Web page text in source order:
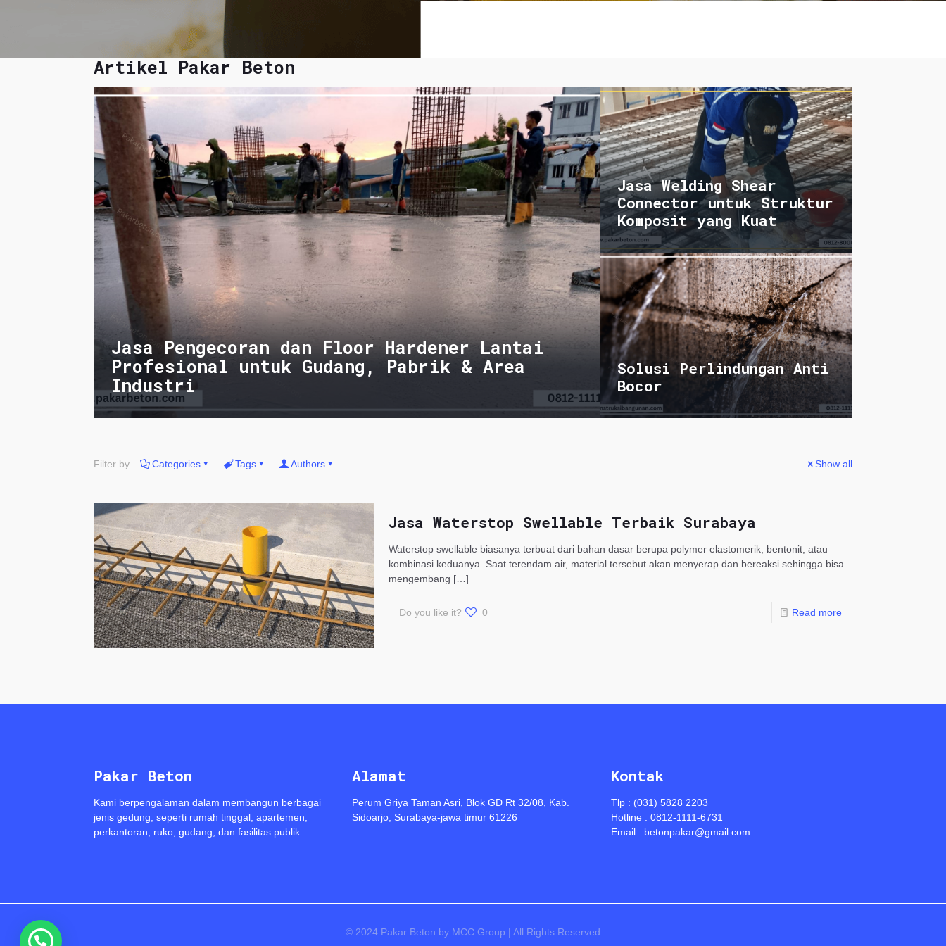
Artikel Pakar Beton
Jasa Pengecoran dan Floor Hardener Lantai
Profesional untuk Gudang, Pabrik & Area
Industri
Jasa Welding Shear
Connector untuk Struktur
Komposit yang Kuat
Solusi Perlindungan Anti
Bocor
Filter by Categories Tags Authors Show all
Jasa Waterstop Swellable Terbaik Surabaya
Waterstop swellable biasanya terbuat dari bahan dasar berupa polymer elastomerik, bentonit, atau
kombinasi keduanya. Saat terendam air, material tersebut akan menyerap dan bereaksi sehingga bisa
mengembang […]
Do you like it? 0 Read more
Pakar Beton
Kami berpengalaman dalam membangun berbagai
jenis gedung, seperti rumah tinggal, apartemen,
perkantoran, ruko, gudang, dan fasilitas publik.
Alamat
Perum Griya Taman Asri, Blok GD Rt 32/08, Kab.
Sidoarjo, Surabaya-jawa timur 61226
Kontak
Tlp : (031) 5828 2203
Hotline : 0812-1111-6731
Email : betonpakar@gmail.com
© 2024 Pakar Beton by MCC Group | All Rights Reserved